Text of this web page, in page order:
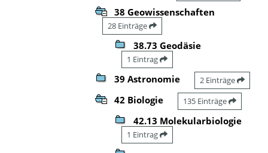
38 Geowissenschaften
28 Einträge
38.73 Geodäsie
1 Eintrag
39 Astronomie 2 Einträge
42 Biologie 135 Einträge
42.13 Molekularbiologie
1 Eintrag